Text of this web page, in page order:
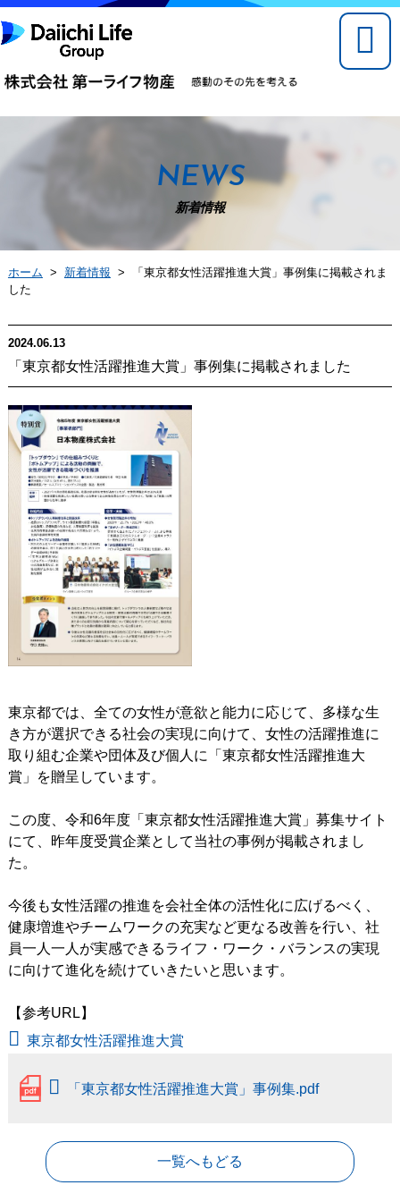
NEWS
新着情報
ホーム > 新着情報 > 「東京都女性活躍推進大賞」事例集に掲載されま
した
2024.06.13
「東京都女性活躍推進大賞」事例集に掲載されました
東京都では、全ての女性が意欲と能力に応じて、多様な生
き方が選択できる社会の実現に向けて、女性の活躍推進に
取り組む企業や団体及び個人に「東京都女性活躍推進大
賞」を贈呈しています。
この度、令和6年度「東京都女性活躍推進大賞」募集サイト
にて、昨年度受賞企業として当社の事例が掲載されまし
た。
今後も女性活躍の推進を会社全体の活性化に広げるべく、
健康増進やチームワークの充実など更なる改善を行い、社
員一人一人が実感できるライフ・ワーク・バランスの実現
に向けて進化を続けていきたいと思います。
【参考URL】
東京都女性活躍推進大賞
「東京都女性活躍推進大賞」事例集.pdf
一覧へもどる